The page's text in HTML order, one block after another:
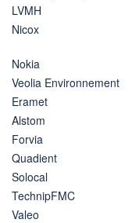
LVMH
Nicox
Nokia
Veolia Environnement
Eramet
Alstom
Forvia
Quadient
Solocal
TechnipFMC
Valeo